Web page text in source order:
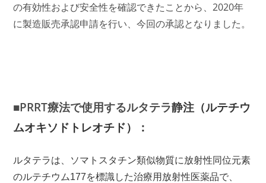
の有効性および安全性を確認できたことから、2020年
に製造販売承認申請を行い、今回の承認となりました。
■PRRT療法で使用するルタテラ静注（ルテチウ
ムオキソドトレオチド）：
ルタテラは、ソマトスタチン類似物質に放射性同位元素
のルテチウム177を標識した治療用放射性医薬品で、